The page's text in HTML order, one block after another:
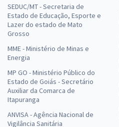
SEDUC/MT - Secretaria de
Estado de Educação, Esporte e
Lazer do estado de Mato
Grosso
MME - Ministério de Minas e
Energia
MP GO - Ministério Público do
Estado de Goiás - Secretário
Auxiliar da Comarca de
Itapuranga
ANVISA - Agência Nacional de
Vigilância Sanitária